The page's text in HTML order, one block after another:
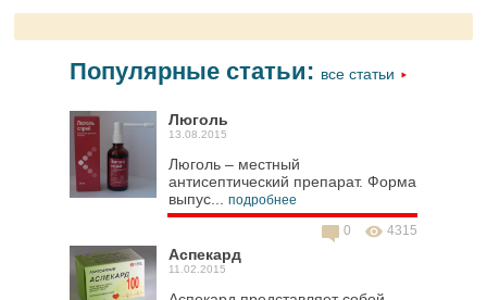
Популярные статьи: все статьи
Люголь
13.08.2015
Люголь – местный
антисептический препарат. Форма
выпус... подробнее
4315
0
Аспекард
11.02.2015